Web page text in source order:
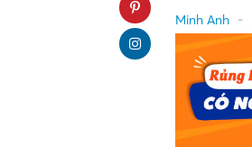
Minh Anh